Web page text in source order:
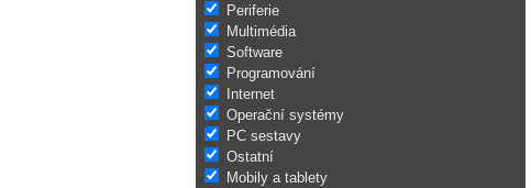
Periferie
Multimédia
Software
Programování
Internet
Operační systémy
PC sestavy
Ostatní
Mobily a tablety